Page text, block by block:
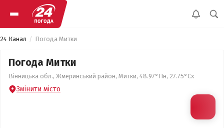
24 Канал Погода Митки
Погода Митки
Вінницька обл., Жмеринський район, Митки, 48.97°Пн, 27.75°Сх
Змінити місто